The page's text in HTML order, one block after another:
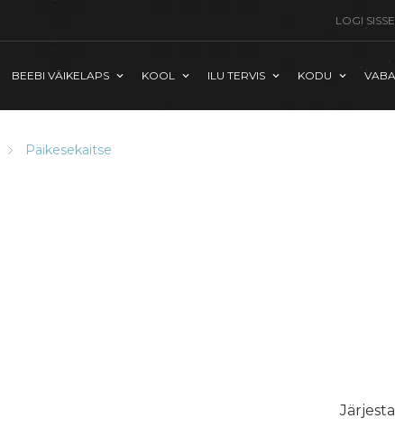
LOGI SISSE
BEEBI VÄIKELAPS KOOL ILU TERVIS KODU
Päikesekaitse